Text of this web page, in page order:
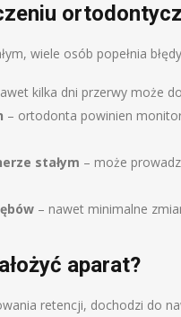
wiele osób popełnia
kilka dni przerwy może
– ortodonta powinien
stałym – może
– nawet minimalne
aparat?
retencji, dochodzi do